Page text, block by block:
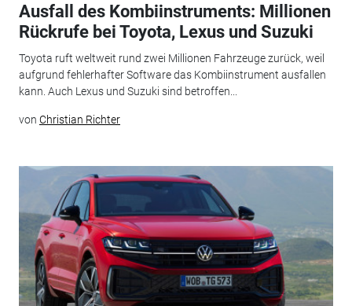
Ausfall des Kombiinstruments: Millionen
Rückrufe bei Toyota, Lexus und Suzuki
Toyota ruft weltweit rund zwei Millionen Fahrzeuge zurück, weil
aufgrund fehlerhafter Software das Kombiinstrument ausfallen
kann. Auch Lexus und Suzuki sind betroffen...
von Christian Richter